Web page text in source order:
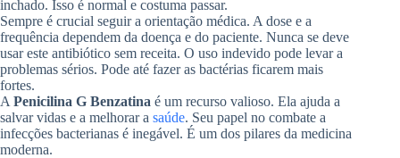
inchado. Isso é normal e costuma passar.
Sempre é crucial seguir a orientação médica. A dose e a
frequência dependem da doença e do paciente. Nunca se deve
usar este antibiótico sem receita. O uso indevido pode levar a
problemas sérios. Pode até fazer as bactérias ficarem mais
fortes.
A Penicilina G Benzatina é um recurso valioso. Ela ajuda a
salvar vidas e a melhorar a saúde. Seu papel no combate a
infecções bacterianas é inegável. É um dos pilares da medicina
moderna.